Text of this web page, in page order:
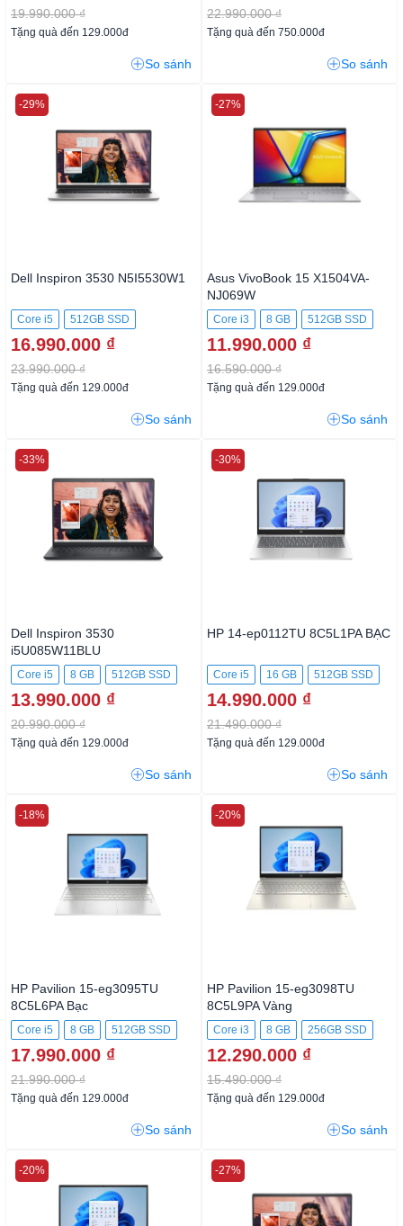
19.990.000 ₫
Tặng quà đến 129.000đ
So sánh
22.990.000 ₫
Tặng quà đến 750.000đ
So sánh
Dell Inspiron 3530 N5I5530W1
Core i5 512GB SSD
16.990.000 ₫
23.990.000 ₫
-29%
Tặng quà đến 129.000đ
So sánh
Asus VivoBook 15 X1504VA-
NJ069W
Core i3 8 GB 512GB SSD
11.990.000 ₫
16.590.000 ₫
-27%
Tặng quà đến 129.000đ
So sánh
Dell Inspiron 3530
i5U085W11BLU
Core i5 8 GB 512GB SSD
13.990.000 ₫
20.990.000 ₫
-33%
Tặng quà đến 129.000đ
So sánh
HP 14-ep0112TU 8C5L1PA BẠC
Core i5 16 GB 512GB SSD
14.990.000 ₫
21.490.000 ₫
-30%
Tặng quà đến 129.000đ
So sánh
HP Pavilion 15-eg3095TU
8C5L6PA Bạc
Core i5 8 GB 512GB SSD
17.990.000 ₫
21.990.000 ₫
-18%
Tặng quà đến 129.000đ
So sánh
HP Pavilion 15-eg3098TU
8C5L9PA Vàng
Core i3 8 GB 256GB SSD
12.290.000 ₫
15.490.000 ₫
-20%
Tặng quà đến 129.000đ
So sánh
-20% -27%